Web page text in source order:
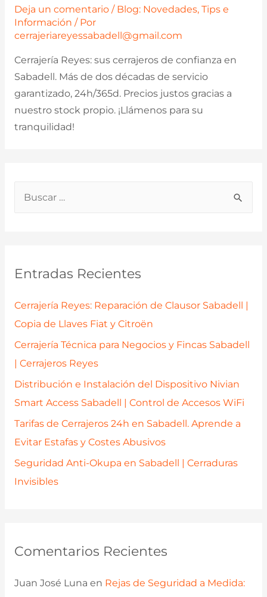
p
o
:
Entradas Recientes
Cerrajería Reyes: Reparación de Clausor Sabadell |
Copia de Llaves Fiat y Citroën
Cerrajería Técnica para Negocios y Fincas Sabadell
| Cerrajeros Reyes
Distribución e Instalación del Dispositivo Nivian
Smart Access Sabadell | Control de Accesos WiFi
Tarifas de Cerrajeros 24h en Sabadell. Aprende a
Evitar Estafas y Costes Abusivos
Seguridad Anti-Okupa en Sabadell | Cerraduras
Invisibles
Comentarios Recientes
Juan José Luna en Rejas de Seguridad a Medida:
Deja un comentario / Blog: Novedades, Tips e
Información / Por
cerrajeriareyessabadell@gmail.com
Cerrajería Reyes: sus cerrajeros de confianza en
Sabadell. Más de dos décadas de servicio
garantizado, 24h/365d. Precios justos gracias a
nuestro stock propio. ¡Llámenos para su
tranquilidad!